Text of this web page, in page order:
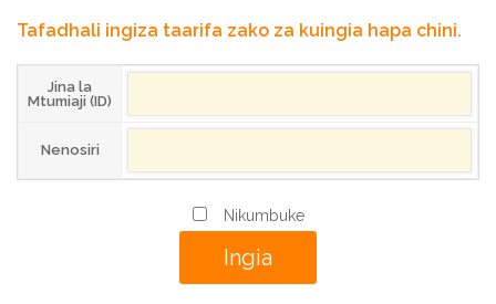
Tafadhali ingiza taarifa zako za kuingia hapa chini.
Jina la
Mtumiaji (ID)
Nenosiri
Nikumbuke